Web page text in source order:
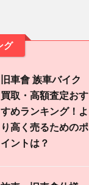
グ
旧車會 族車バイク
買取・高額査定おす
すめランキング！よ
り高く売るためのポ
イントは？